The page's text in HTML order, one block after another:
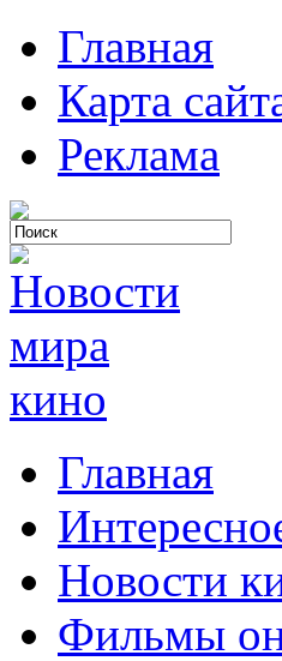
Главная
Карта
Реклама
Главная
Новости
Фильмы